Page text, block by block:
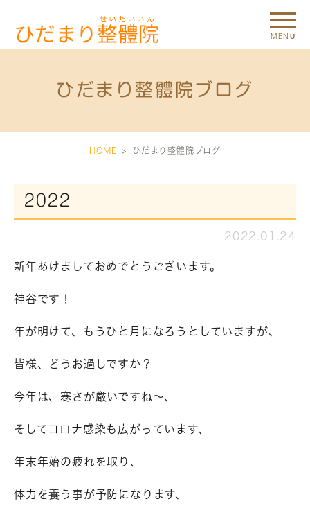
ひだまり整體院ブログ
HOME ひだまり整體院ブログ
2022
2022.01.24
新年あけましておめでとうございます。
神谷です！
年が明けて、もうひと月になろうとしていますが、
皆様、どうお過しですか？
今年は、寒さが厳いですね～、
そしてコロナ感染も広がっています、
年末年始の疲れを取り、
体力を養う事が予防になります、